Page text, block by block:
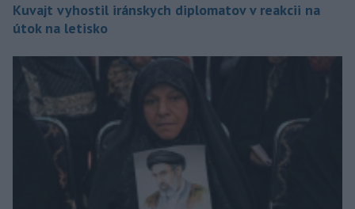
Kuvajt vyhostil iránskych diplomatov v reakcii na
útok na letisko